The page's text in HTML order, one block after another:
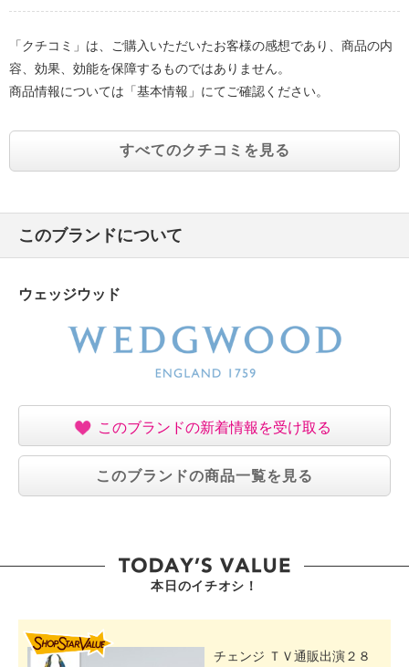
「クチコミ」は、ご購入いただいたお客様の感想であり、商品の内
容、効果、効能を保障するものではありません。
商品情報については「基本情報」にてご確認ください。
すべてのクチコミを見る
このブランドについて
ウェッジウッド
このブランドの新着情報を受け取る
このブランドの商品一覧を見る
本日のイチオシ！
チェンジ ＴＶ通販出演２８